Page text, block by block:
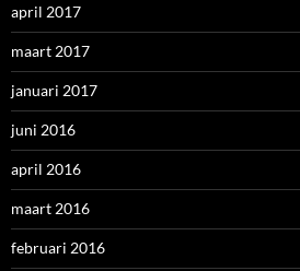
april 2017
maart 2017
januari 2017
juni 2016
april 2016
maart 2016
februari 2016